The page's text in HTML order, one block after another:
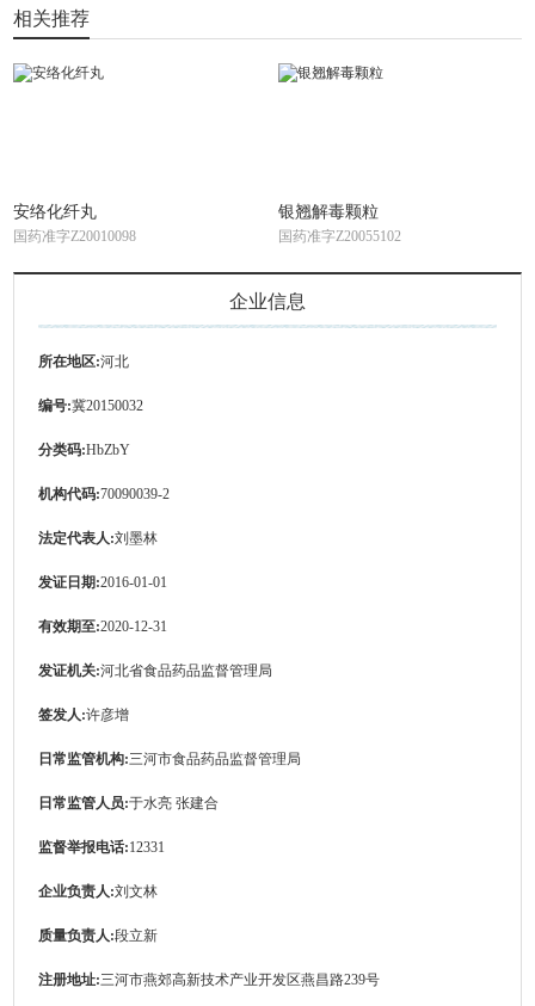
相关推荐
安络化纤丸
国药准字Z20010098
银翘解毒颗粒
国药准字Z20055102
企业信息
所在地区:河北
编号:冀20150032
分类码:HbZbY
机构代码:70090039-2
法定代表人:刘墨林
发证日期:2016-01-01
有效期至:2020-12-31
发证机关:河北省食品药品监督管理局
签发人:许彦增
日常监管机构:三河市食品药品监督管理局
日常监管人员:于水亮 张建合
监督举报电话:12331
企业负责人:刘文林
质量负责人:段立新
注册地址:三河市燕郊高新技术产业开发区燕昌路239号